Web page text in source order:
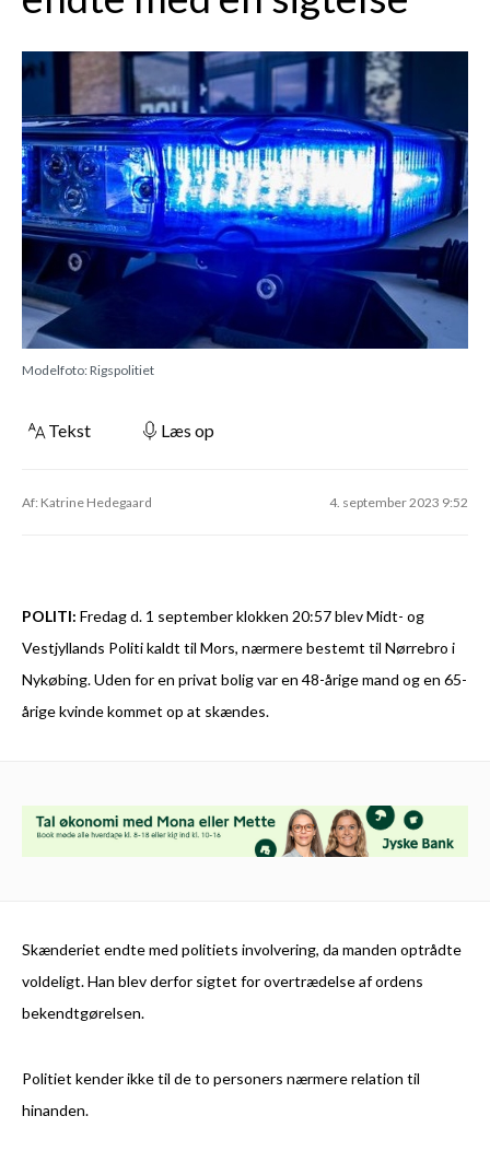
Modelfoto: Rigspolitiet
Tekst Læs op
Af: Katrine Hedegaard 4. september 2023 9:52
POLITI: Fredag d. 1 september klokken 20:57 blev Midt- og
Vestjyllands Politi kaldt til Mors, nærmere bestemt til Nørrebro i
Nykøbing. Uden for en privat bolig var en 48-årige mand og en 65-
årige kvinde kommet op at skændes.
Skænderiet endte med politiets involvering, da manden optrådte
voldeligt. Han blev derfor sigtet for overtrædelse af ordens
bekendtgørelsen.
Politiet kender ikke til de to personers nærmere relation til
hinanden.